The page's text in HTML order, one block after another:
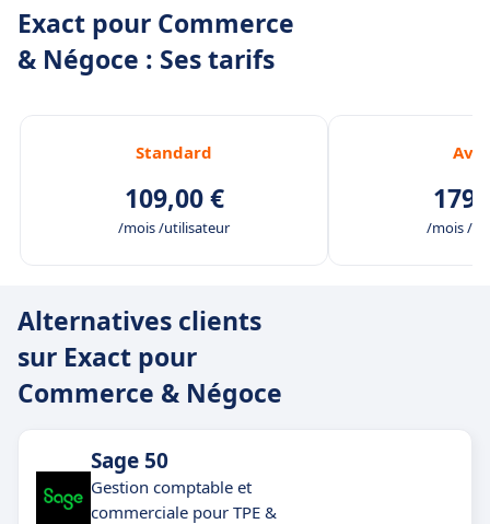
Exact pour Commerce
& Négoce : Ses tarifs
Standard
109,00 €
/mois /utilisateur /mois /
Alternatives clients
sur Exact pour
Commerce & Négoce
Sage 50
Gestion comptable et
commerciale pour TPE &